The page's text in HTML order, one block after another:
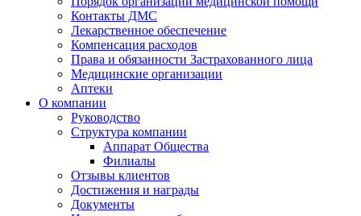
Контакты ДМС
Лекарственное обеспечение
Компенсация расходов
Права и обязанности Застрахованного лица
Медицинские организации
Аптеки
О компании
Руководство
Структура компании
Аппарат Общества
Филиалы
Отзывы клиентов
Достижения и награды
Документы